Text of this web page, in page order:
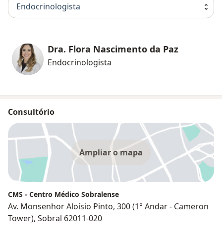
Endocrinologista
Dra. Flora Nascimento da Paz
Endocrinologista
Consultório
Ampliar o mapa
CMS - Centro Médico Sobralense
Av. Monsenhor Aloísio Pinto, 300 (1° Andar - Cameron
Tower), Sobral 62011-020